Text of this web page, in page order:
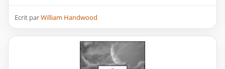
Ecrit parWilliam Handwood